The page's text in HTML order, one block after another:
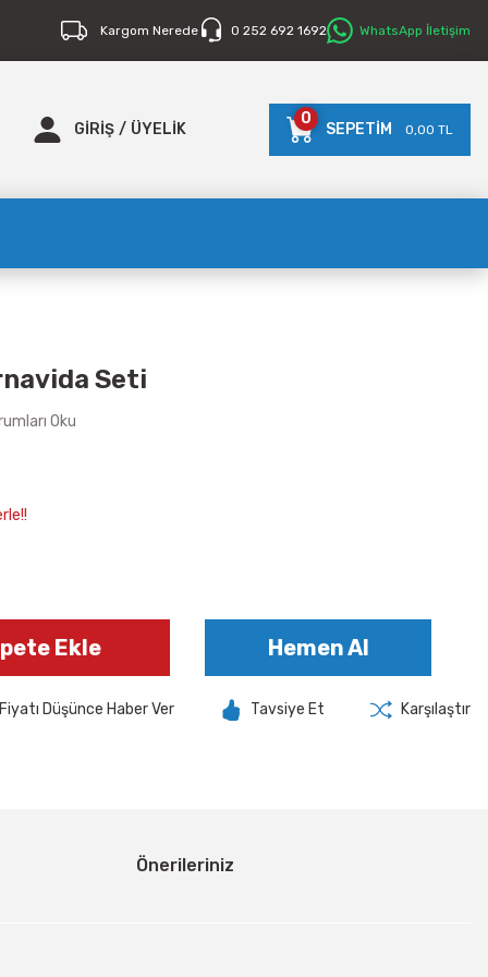
Kargom Nerede 0 252 692 1692 WhatsApp İletişim
GİRİŞ / ÜYELİK SEPETİM 0,00 TL
0
Seti
Oku
Ekle Hemen Al
Fiyatı Düşünce Haber Ver Tavsiye Et Karşılaştır
Önerileriniz